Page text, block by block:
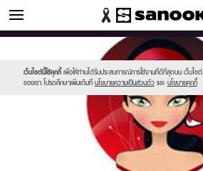
ดูดวง
เว็บไซต์นี้ใช้คุกกี้ เพื่อให้ท่านได้รับประสบการณ์การใช้งานที่ดีที่สุดบน เว็บไซต์
ของเรา โปรดศึกษาเพิ่มเติมที่ นโยบายความเป็นส่วนตัว และ นโยบายคุกกี้
//s.isanook.com/sr/0/images/logo-
sanook.png
//s.isanook.com/ho/0/ud/8/42917/170-